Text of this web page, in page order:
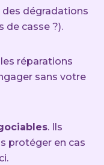
dégradations
de casse ?).
réparations
sans votre
. Ils
protéger en cas